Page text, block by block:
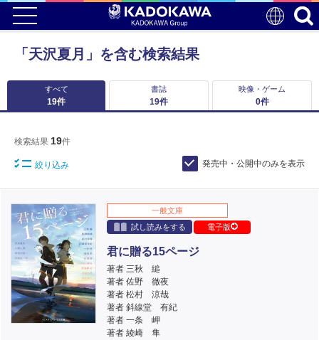
「天沢夏月」を含む検索結果
すべて
19件
書誌
19件
映像・ゲーム
0件
検索結果 19件
絞り込み 発売中・公開中のみを表示
一般文庫
試し読みをする
電子版
君に贈る15ページ
著者 三秋 縋
著者 佐野 徹夜
著者 松村 涼哉
著者 斜線堂 有紀
著者 一条 岬
著者 綾崎 隼